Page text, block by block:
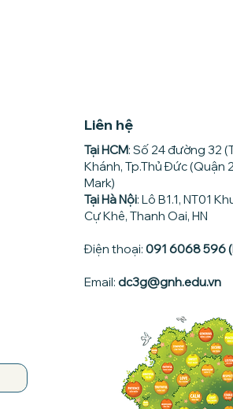
Liên hệ
Tại HCM: Số 24 đường 32
Khánh, Tp.Thủ Đức (Quận
Mark)
Tại Hà Nội: Lô B1.1, NT01
Cự Khê, Thanh Oai, HN
Điện thoại: 091 6068 596
Email: dc3g@gnh.edu.vn